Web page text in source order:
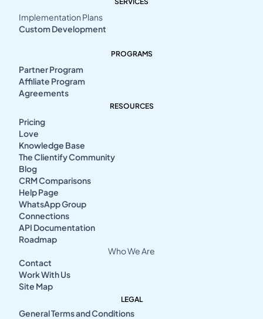
Implementation Plans
Custom Development
PROGRAMS
Partner Program
Affiliate Program
Agreements
RESOURCES
Pricing
Love
Knowledge Base
The Clientify Community
Blog
CRM Comparisons
Help Page
WhatsApp Group
Connections
API Documentation
Roadmap
Who We Are
Contact
Work With Us
Site Map
LEGAL
General Terms and Conditions